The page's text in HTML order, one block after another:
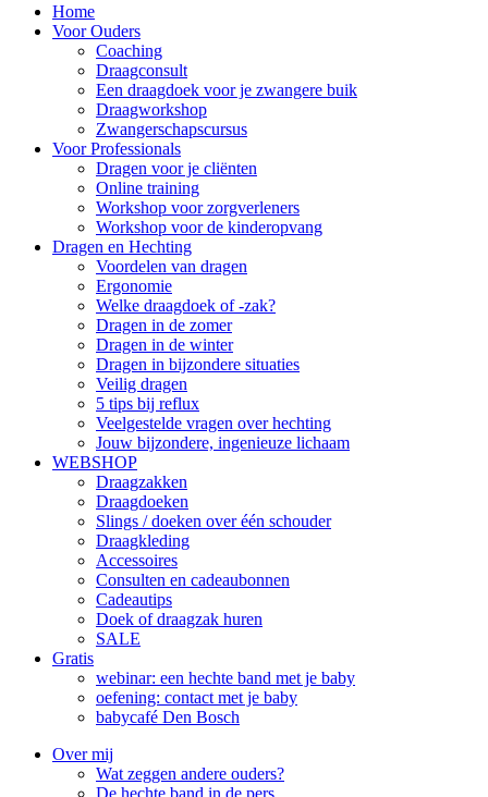
Home
Voor Ouders
Coaching
Draagconsult
Een draagdoek voor je zwangere buik
Draagworkshop
Zwangerschapscursus
Voor Professionals
Dragen voor je cliënten
Online training
Workshop voor zorgverleners
Workshop voor de kinderopvang
Dragen en Hechting
Voordelen van dragen
Ergonomie
Welke draagdoek of -zak?
Dragen in de zomer
Dragen in de winter
Dragen in bijzondere situaties
Veilig dragen
5 tips bij reflux
Veelgestelde vragen over hechting
Jouw bijzondere, ingenieuze lichaam
WEBSHOP
Draagzakken
Draagdoeken
Slings / doeken over één schouder
Draagkleding
Accessoires
Consulten en cadeaubonnen
Cadeautips
Doek of draagzak huren
SALE
Gratis
webinar: een hechte band met je baby
oefening: contact met je baby
babycafé Den Bosch
Over mij
Wat zeggen andere ouders?
De hechte band in de pers